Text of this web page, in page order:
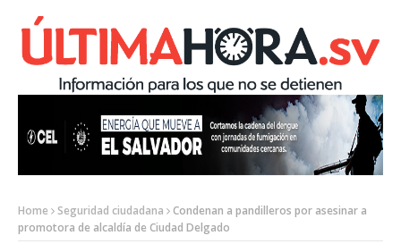
Home Seguridad ciudadana
Condenan a pandilleros por asesinar a
promotora de alcaldía de Ciudad Delgado